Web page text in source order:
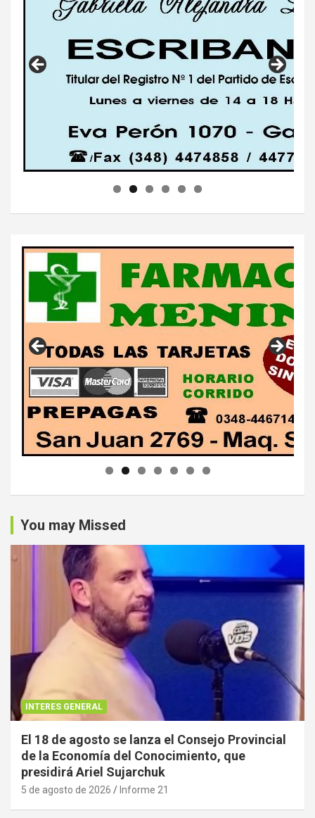
You may Missed
INTERES GENERAL
El 18 de agosto se lanza el Consejo Provincial
de la Economía del Conocimiento, que
presidirá Ariel Sujarchuk
5 de agosto de 2026 Informe 21